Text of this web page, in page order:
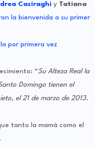
Casiraghi y Tatiana
la bienvenida a su primer
“Su Alteza Real la
Domingo tienen el
el 21 de marzo de 2013.
tanto la mamá como el